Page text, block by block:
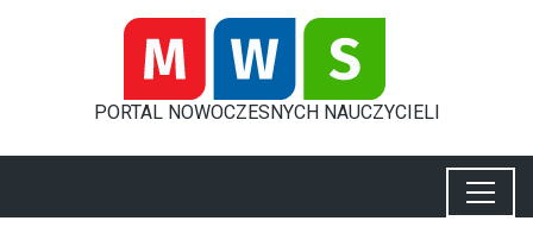
PORTAL NOWOCZESNYCH NAUCZYCIELI